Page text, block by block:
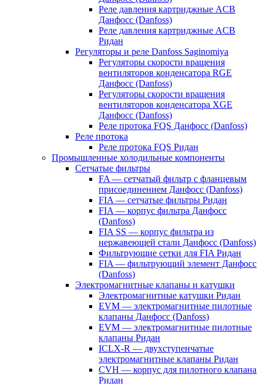
Реле давления картриджные ACB
Данфосс (Danfoss)
Реле давления картриджные ACB
Ридан
Регуляторы и реле Danfoss Saginomiya
Регуляторы скорости вращения
вентиляторов конденсатора RGE
Данфосс (Danfoss)
Регуляторы скорости вращения
вентиляторов конденсатора XGE
Данфосс (Danfoss)
Реле протока FQS Данфосс (Danfoss)
Реле протока
Реле протока FQS Ридан
Промышленные холодильные компоненты
Сетчатые фильтры
FA — сетчатый фильтр с фланцевым
присоединением Данфосс (Danfoss)
FIA — сетчатые фильтры Ридан
FIA — корпус фильтра Данфосс
(Danfoss)
FIA SS — корпус фильтра из
нержавеющей стали Данфосс (Danfoss)
Фильтрующие сетки для FIA Ридан
FIA — фильтрующий элемент Данфосс
(Danfoss)
Электромагнитные клапаны и катушки
Электромагнитные катушки Ридан
EVM — электромагнитные пилотные
клапаны Данфосс (Danfoss)
EVM — электромагнитные пилотные
клапаны Ридан
ICLX-R — двухступенчатые
электромагнитные клапаны Ридан
CVH — корпус для пилотного клапана
Ридан